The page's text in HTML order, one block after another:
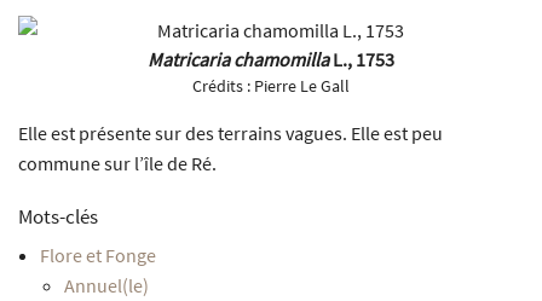
Matricaria chamomillaL., 1753
Crédits : Pierre Le Gall
Elle est présente sur des terrains vagues. Elle est peu
commune sur l’île de Ré.
Mots-clés
Flore et Fonge
Annuel(le)